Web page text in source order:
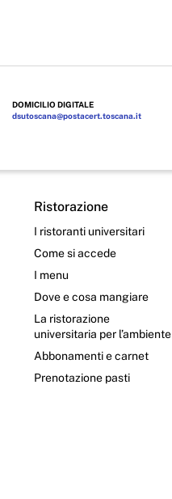
DOMICILIO DIGITALE
dsutoscana@postacert.toscana.it
Ristorazione
I ristoranti universitari
Come si accede
I menu
Dove e cosa mangiare
La ristorazione
universitaria per l’ambiente
Abbonamenti e carnet
Prenotazione pasti